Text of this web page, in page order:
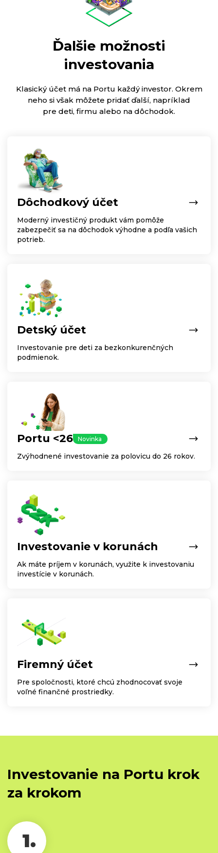
Ďalšie možnosti
investovania
Klasický účet má na Portu každý investor. Okrem
neho si však môžete pridať ďalší, napríklad
pre deti, firmu alebo na dôchodok.
Dôchodkový účet
Moderný investičný produkt vám pomôže
zabezpečiť sa na dôchodok výhodne a podľa vašich
potrieb.
Detský účet
Investovanie pre deti za bezkonkurenčných
podmienok.
Portu <26 Novinka
Zvýhodnené investovanie za polovicu do 26 rokov.
Investovanie v korunách
Ak máte príjem v korunách, využite k investovaniu
investície v korunách.
Firemný účet
Pre spoločnosti, ktoré chcú zhodnocovať svoje
voľné finančné prostriedky.
Investovanie na Portu krok
za krokom
1.